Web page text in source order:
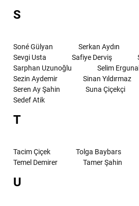
S
Soné Gülyan Serkan Aydın
Sevgi Usta
Safiye Derviş
Sarphan Uzunoğlu
Selim
Sezin Aydemir
Sinan Yıldırmaz
Seren Ay Şahin
Suna Çiçekçi
Sedef Atik
T
Tacim Çiçek Tolga Baybars
Temel Demirer
Tamer Şahin
U